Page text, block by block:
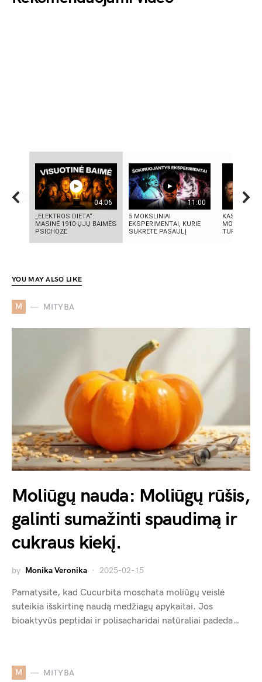
04:06
„ELEKTROS DIETA“:
MASINĖ 1910-ŲJŲ BAIMĖS
PSICHOZĖ
11:00
5 MOKSLINIAI
EKSPERIMENTAI, KURIE
SUKRĖTĖ PASAULĮ
KAS
TURIME
YOU MAY ALSO LIKE
M MITYBA
Moliūgų nauda: Moliūgų rūšis,
galinti sumažinti spaudimą ir
cukraus kiekį.
by Monika Veronika 2025-02-15
Pamatysite, kad Cucurbita moschata moliūgų veislė
suteikia išskirtinę naudą medžiagų apykaitai. Jos
bioaktyvūs peptidai ir polisacharidai natūraliai padeda…
M MITYBA